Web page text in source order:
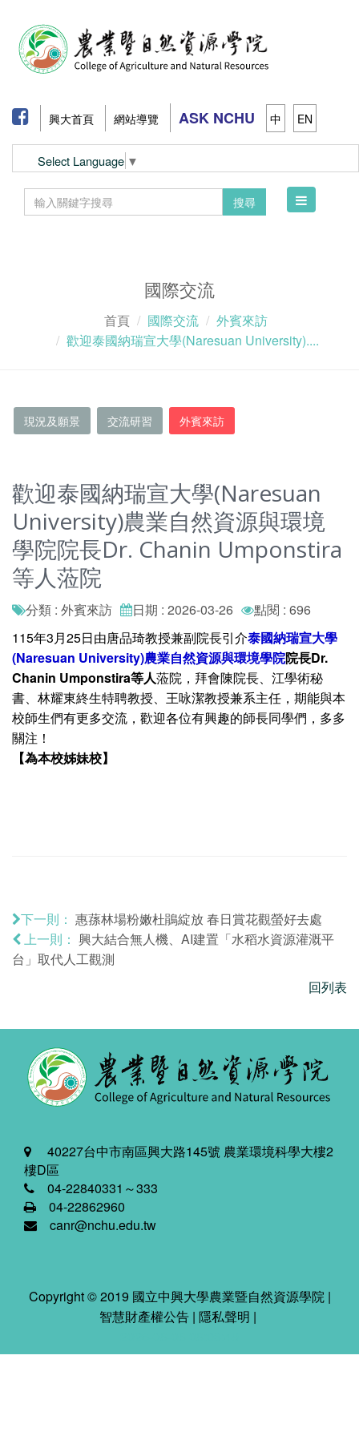
興大首頁 網站導覽 ASK NCHU 中 EN
Select Language ▼
搜尋
Toggle
國際交流
首頁 國際交流
外賓來訪
歡迎泰國納瑞宣大學(Naresuan University)....
現況及願景 交流研習 外賓來訪
歡迎泰國納瑞宣大學(Naresuan
University)農業自然資源與環境
學院院長Dr. Chanin Umponstira
等人蒞院
分類 : 外賓來訪 日期 : 2026-03-26
點閱 : 696
115年3月25日由唐品琦教授兼副院長引介泰國納瑞宣大學
(Naresuan University)農業自然資源與環境學院院長Dr.
Chanin Umponstira等人蒞院，拜會陳院長、江學術秘
書、林耀東終生特聘教授、王咏潔教授兼系主任，期能與本
校師生們有更多交流，歡迎各位有興趣的師長同學們，多多
關注！
【為本校姊妹校】
下一則： 惠蓀林場粉嫩杜鵑綻放 春日賞花觀螢好去處
上一則：
興大結合無人機、AI建置「水稻水資源灌溉平
台」取代人工觀測
回列表
40227台中市南區興大路145號 農業環境科學大樓2
樓D區
04-22840331～333
04-22862960
canr@nchu.edu.tw
Copyright © 2019 國立中興大學農業暨自然資源學院 |
智慧財產權公告 | 隱私聲明 |